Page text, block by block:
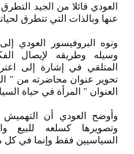
العودي قائلا من الجيد
عنها وبالذات التي تتطرق
ونوه البروفيسور العودي
وسيله وطريقه لإيصال
المتلقي في إشارة إلى
تحوير عنوان محاضرته من "
العنوان " المرأة في حياة
وأوضح العودي أن التهميش
وتصويرها كسلعه للبيع
السياسيين فقط وإنما في كل